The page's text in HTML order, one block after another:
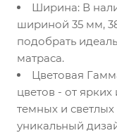
Ширина: В
шириной 35 мм,
подобрать
матраса.
Цветовая
цветов - от
темных и
уникальный